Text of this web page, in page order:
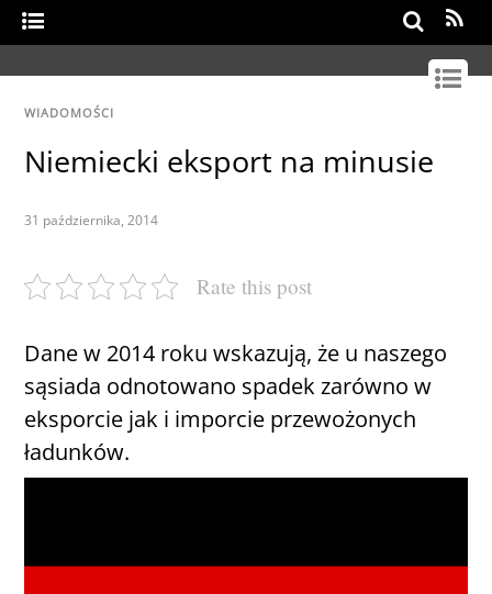
WIADOMOŚCI
Niemiecki eksport na minusie
31 października, 2014
Rate this post
Dane w 2014 roku wskazują, że u naszego
sąsiada odnotowano spadek zarówno w
eksporcie jak i imporcie przewożonych
ładunków.